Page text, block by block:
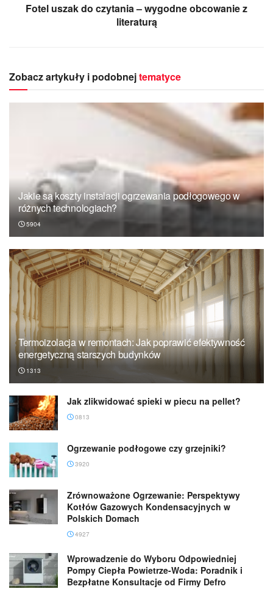
Fotel uszak do czytania – wygodne obcowanie z
literaturą
Zobacz artykuły i podobnejtematyce
Jakie są koszty instalacji ogrzewania podłogowego w
różnych technologiach?
5904
Termoizolacja w remontach: Jak poprawić efektywność
energetyczną starszych budynków
1313
Jak zlikwidować spieki w piecu na pellet?
0813
Ogrzewanie podłogowe czy grzejniki?
3920
Zrównoważone Ogrzewanie: Perspektywy
Kotłów Gazowych Kondensacyjnych w
Polskich Domach
4927
Wprowadzenie do Wyboru Odpowiedniej
Pompy Ciepła Powietrze-Woda: Poradnik i
Bezpłatne Konsultacje od Firmy Defro